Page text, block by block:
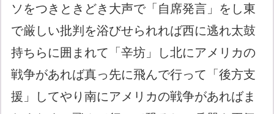
ソをつきときどき大声で「自席発言」をし東
で厳しい批判を浴びせられれば西に逃れ太鼓
持ちらに囲まれて「辛坊」し北にアメリカの
戦争があれば真っ先に飛んで行って「後方支
援」してやり南にアメリカの戦争があればま